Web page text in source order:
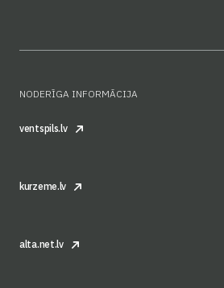
NODERĪGA INFORMĀCIJA
ventspils.lv
kurzeme.lv
alta.net.lv